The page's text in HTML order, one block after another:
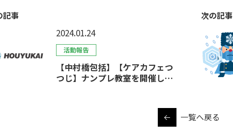
記事
2024.01.24
活動報告
【中村橋包括】【ケアカフェつ
つじ】ナンプレ教室を開催しま
次の記事
一覧へ戻る